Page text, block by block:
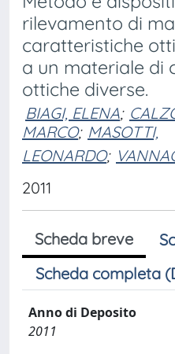
rilevamento di
caratteristiche
a un materiale di
ottiche diverse.
BIAGI, ELENA;
MARCO; MASOTTI,
LEONARDO;
2011
Scheda breve
Scheda completa
Anno di Deposito
2011